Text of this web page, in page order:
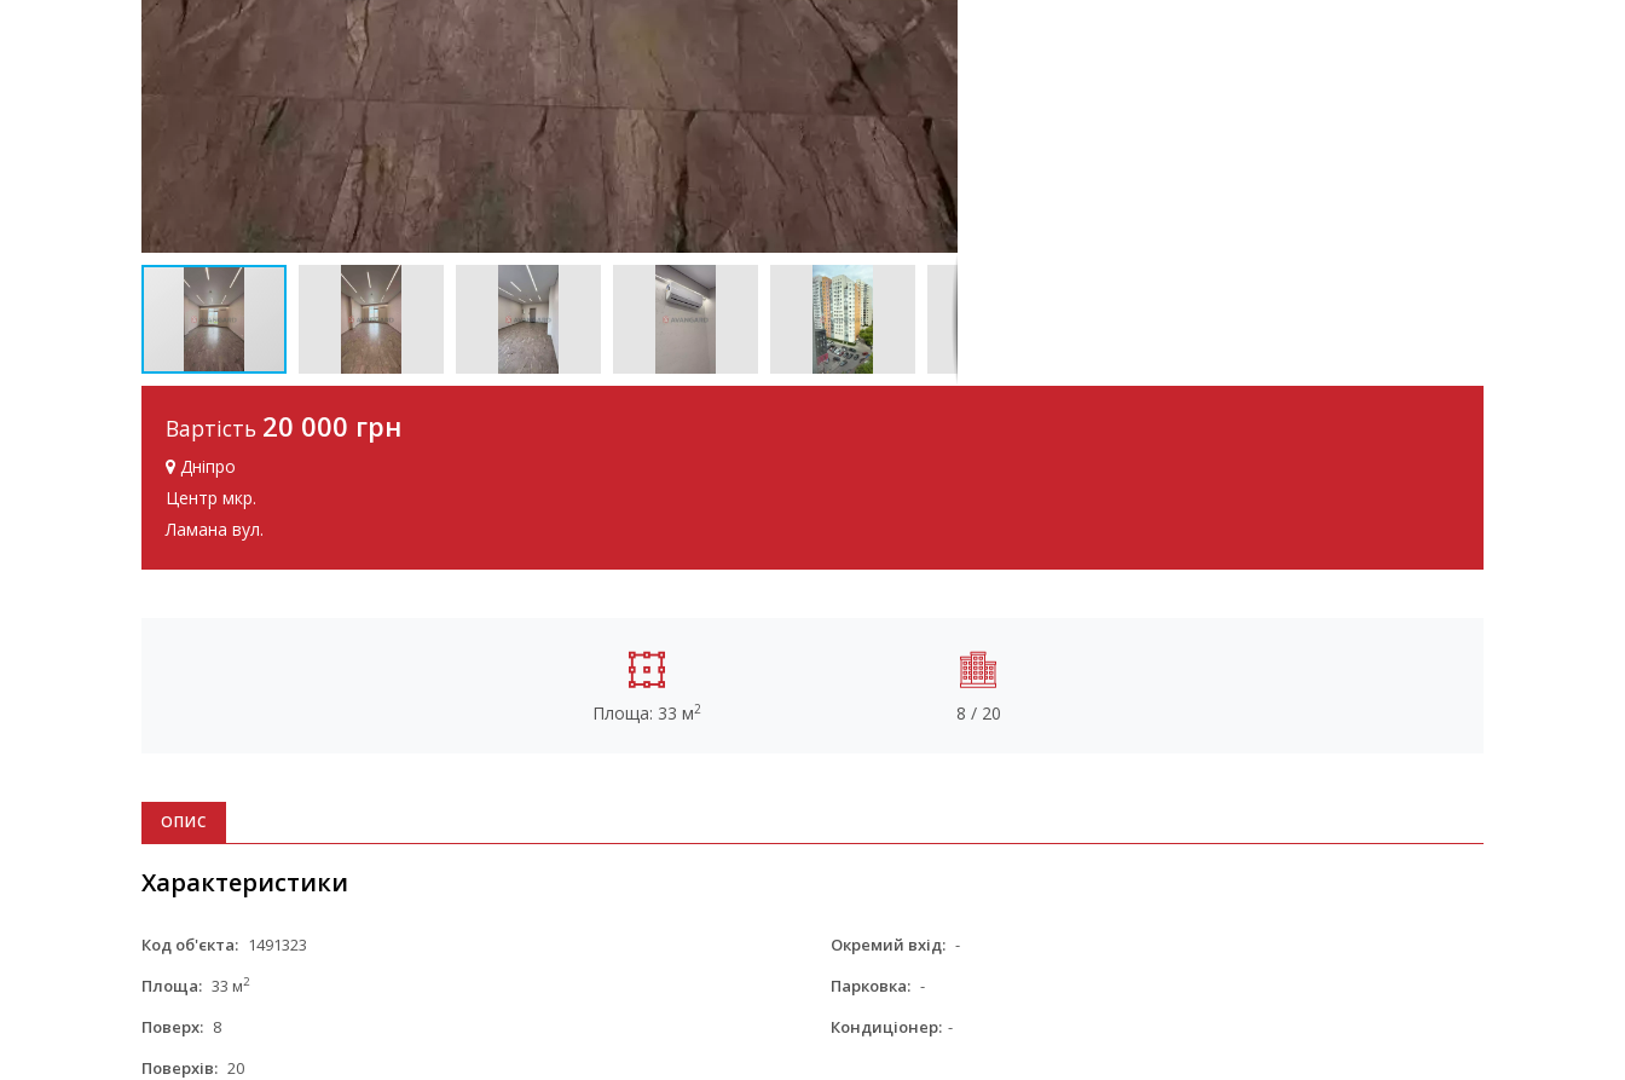
Вартість 20 000 грн
Дніпро
Центр мкр.
Ламана вул.
Площа: 33 м2 8 / 20
ОПИС
Характеристики
Код об'єкта: 1491323
Площа: 33 м2
Поверх: 8
Поверхів: 20
Окремий вхід: -
Парковка: -
Кондиціонер: -